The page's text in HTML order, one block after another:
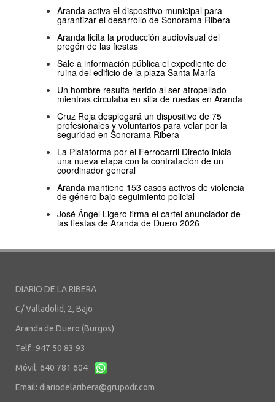
Aranda activa el dispositivo municipal para
garantizar el desarrollo de Sonorama Ribera
Aranda licita la producción audiovisual del
pregón de las fiestas
Sale a información pública el expediente de
ruina del edificio de la plaza Santa María
Un hombre resulta herido al ser atropellado
mientras circulaba en silla de ruedas en Aranda
Cruz Roja desplegará un dispositivo de 75
profesionales y voluntarios para velar por la
seguridad en Sonorama Ribera
La Plataforma por el Ferrocarril Directo inicia
una nueva etapa con la contratación de un
coordinador general
Aranda mantiene 153 casos activos de violencia
de género bajo seguimiento policial
José Ángel Ligero firma el cartel anunciador de
las fiestas de Aranda de Duero 2026
DIARIO DE LA RIBERA
C/ Valladolid, 2, Bajo
Aranda de Duero (Burgos)
Telf.: 947 50 83 93
Móvil: 640 781 604
Email: diariodelaribera@grupodr.com